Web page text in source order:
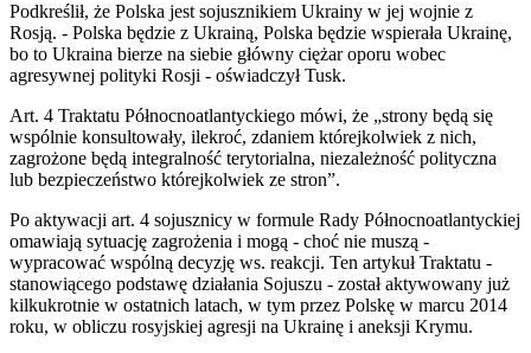
Podkreślił, że Polska jest sojusznikiem Ukrainy w jej wojnie z
Rosją. - Polska będzie z Ukrainą, Polska będzie wspierała Ukrainę,
bo to Ukraina bierze na siebie główny ciężar oporu wobec
agresywnej polityki Rosji - oświadczył Tusk.
Art. 4 Traktatu Północnoatlantyckiego mówi, że „strony będą się
wspólnie konsultowały, ilekroć, zdaniem którejkolwiek z nich,
zagrożone będą integralność terytorialna, niezależność polityczna
lub bezpieczeństwo którejkolwiek ze stron”.
Po aktywacji art. 4 sojusznicy w formule Rady Północnoatlantyckiej
omawiają sytuację zagrożenia i mogą - choć nie muszą -
wypracować wspólną decyzję ws. reakcji. Ten artykuł Traktatu -
stanowiącego podstawę działania Sojuszu - został aktywowany już
kilkukrotnie w ostatnich latach, w tym przez Polskę w marcu 2014
roku, w obliczu rosyjskiej agresji na Ukrainę i aneksji Krymu.